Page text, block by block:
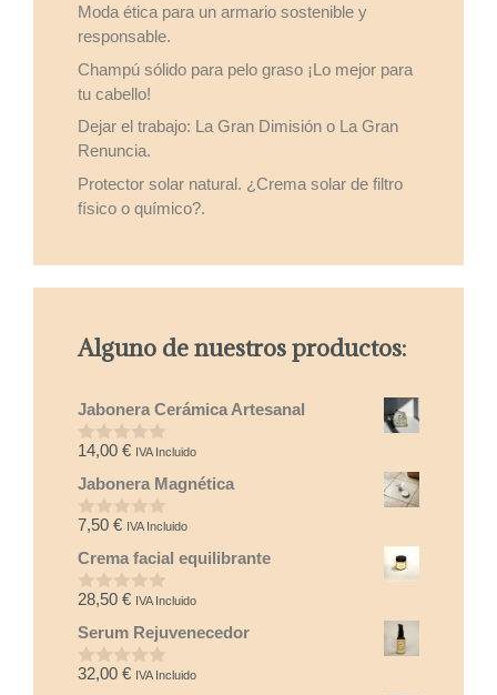
Moda ética para un armario sostenible y
responsable.
Champú sólido para pelo graso ¡Lo mejor para
tu cabello!
Dejar el trabajo: La Gran Dimisión o La Gran
Renuncia.
Protector solar natural. ¿Crema solar de filtro
físico o químico?.
Alguno de nuestros productos:
Jabonera Cerámica Artesanal
0
e
5
14,00 € IVA Incluido
Jabonera Magnética
0
e
5
7,50 € IVA Incluido
Crema facial equilibrante
0
e
5
28,50 € IVA Incluido
Serum Rejuvenecedor
0
32,00 € IVA Incluido